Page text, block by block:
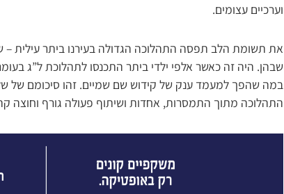
וערכיים עצומים.
את תשומת הלב תפסה התהלוכה הגדולה בעירנו ביתר
שבהן. היה זה כאשר אלפי ילדי ביתר התכנסו לתהלוכת ל”ג
במה שהפך למעמד ענק של קידוש שם שמיים. זהו סיכומם של
התהלוכה מתוך התמסרות, אחדות ושיתוף פעולה גורף וחוצה